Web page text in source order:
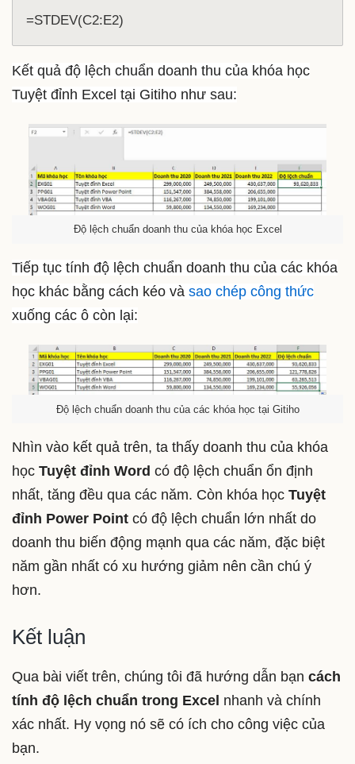
=STDEV(C2:E2)
Kết quả độ lệch chuẩn doanh thu của khóa học
Tuyệt đỉnh Excel tại Gitiho như sau:
Độ lệch chuẩn doanh thu của khóa học Excel
Tiếp tục tính độ lệch chuẩn doanh thu của các khóa
học khác bằng cách kéo và sao chép công thức
xuống các ô còn lại:
Độ lệch chuẩn doanh thu của các khóa học tại Gitiho
Nhìn vào kết quả trên, ta thấy doanh thu của khóa
học Tuyệt đỉnh Word có độ lệch chuẩn ổn định
nhất, tăng đều qua các năm. Còn khóa học Tuyệt
đỉnh Power Point có độ lệch chuẩn lớn nhất do
doanh thu biến động mạnh qua các năm, đặc biệt
năm gần nhất có xu hướng giảm nên cần chú ý
hơn.
Kết luận
Qua bài viết trên, chúng tôi đã hướng dẫn bạn cách
tính độ lệch chuẩn trong Excel nhanh và chính
xác nhất. Hy vọng nó sẽ có ích cho công việc của
bạn.